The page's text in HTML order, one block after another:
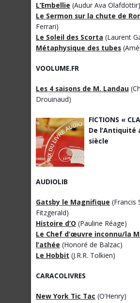
L’Embellie (Audur Ava Olafdottir)
Le Sermon sur la chute de
Ferrari)
Le Soleil des Scorta (Laurent
Métaphysique des tubes
VOOLUME.FR
Les 4 saisons de M. Landau
Drouinaud)
FICTIONS «
De l’Antiquité
siècle
AUDIOLIB
Gatsby le Magnifique (Francis
Fitzgerald)
Histoire d’O (Pauline Réage)
Le Chef d’œuvre inconnu/la
l’athée (Honoré de Balzac)
Le Hobbit (J.R.R. Tolkien)
CARACOLIVRES
New York Tic Tac (O’Henry)